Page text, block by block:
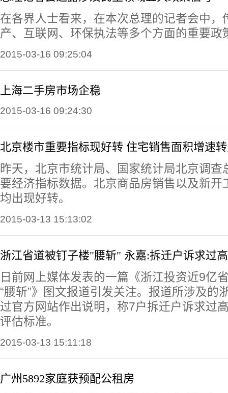
在各界人士看来，在本次总理的记者会中，
产、互联网、环保执法等多个方面的重要政
2015-03-16 09:25:04
上海二手房市场企稳
2015-03-16 09:24:30
北京楼市重要指标现好转 住宅销售面积增速
昨天，北京市统计局、国家统计局北京调查
要经济指标数据。北京商品房销售以及新开
均出现好转。
2015-03-13 15:13:02
浙江省道被钉子楼"腰斩" 永嘉:拆迁户诉求过高
日前网上媒体发表的一篇《浙江投资近9亿
“腰斩”》图文报道引发关注。报道所涉及的
过官方网站作出说明，称7户拆迁户诉求过
评估标准。
2015-03-13 15:11:18
广州5892家庭获预配公租房